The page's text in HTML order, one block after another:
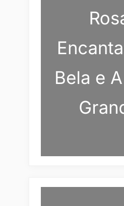
Bela e